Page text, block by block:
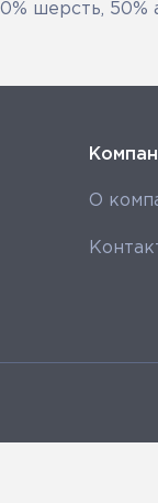
шерсть, 50%
О